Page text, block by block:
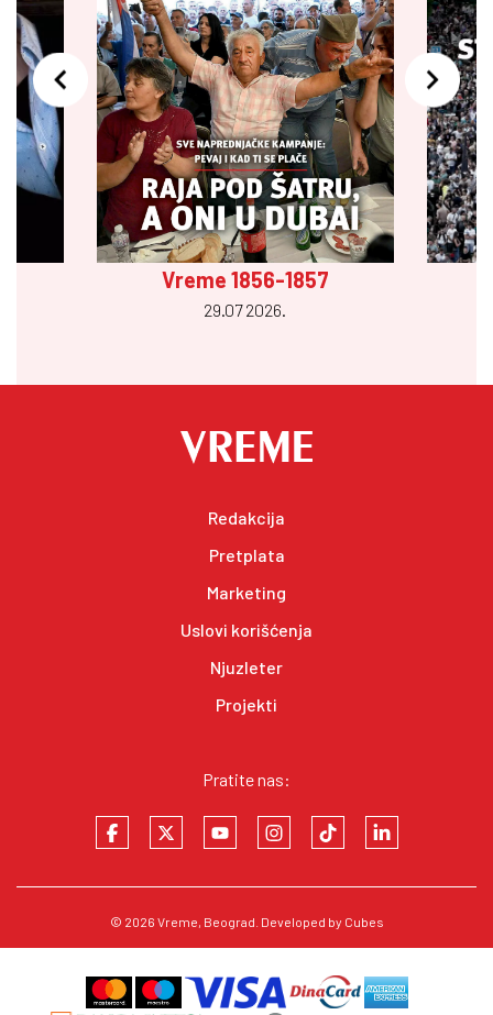
Vreme 1856-1857
29.07 2026.
Redakcija
Pretplata
Marketing
Uslovi korišćenja
Njuzleter
Projekti
Pratite nas:
© 2026 Vreme, Beograd. Developed by Cubes